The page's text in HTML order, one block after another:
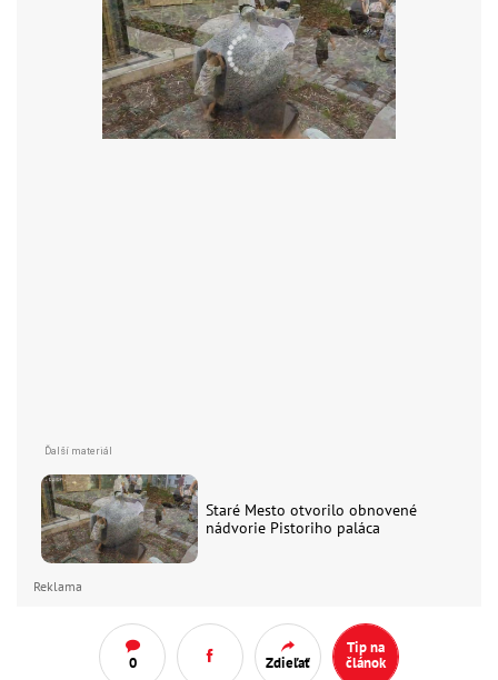
Staré Mesto otvorilo obnovené
nádvorie Pistoriho paláca
Reklama
0 Zdieľať
Tip na
článok